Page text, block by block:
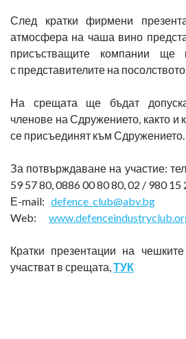
След кратки фирмени
атмосфера на чаша вино
присъстващите компании ще
с представителите на
На срещата ще бъдат
членове на Сдружението, както
се присъединят към Сдружението.
За потвърждаване на участие:
59 57 80, 0886 00 80 80, 02 / 980 15
Е-mail: defence_club@abv.bg
Web:
Кратки презентации на
участват в срещата,ТУК